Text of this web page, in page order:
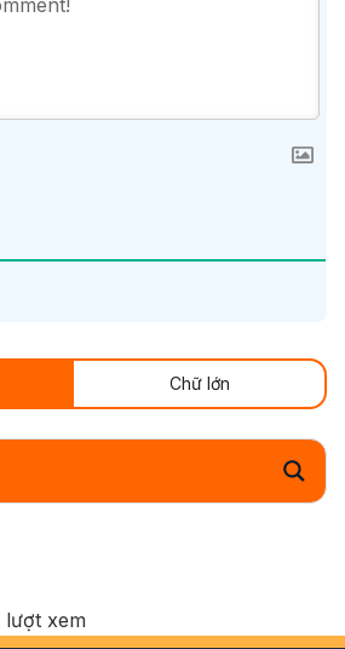
Chữ lớn
lượt xem